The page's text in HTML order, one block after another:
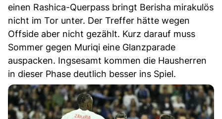
einen Rashica-Querpass bringt Berisha mirakulös
nicht im Tor unter. Der Treffer hätte wegen
Offside aber nicht gezählt. Kurz darauf muss
Sommer gegen Muriqi eine Glanzparade
auspacken. Ingsesamt kommen die Hausherren
in dieser Phase deutlich besser ins Spiel.